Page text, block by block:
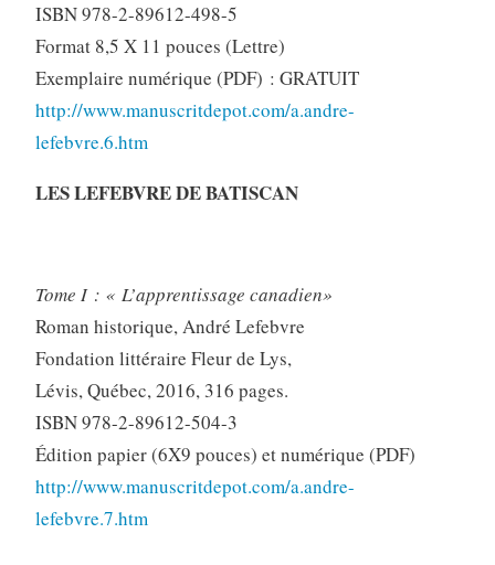
ISBN 978-2-89612-498-5
Format 8,5 X 11 pouces (Lettre)
Exemplaire numérique (PDF) : GRATUIT
http://www.manuscritdepot.com/a.andre-
lefebvre.6.htm
LES LEFEBVRE DE BATISCAN
Tome I : « L’apprentissage canadien»
Roman historique, André Lefebvre
Fondation littéraire Fleur de Lys,
Lévis, Québec, 2016, 316 pages.
ISBN 978-2-89612-504-3
Édition papier (6X9 pouces) et numérique (PDF)
http://www.manuscritdepot.com/a.andre-
lefebvre.7.htm